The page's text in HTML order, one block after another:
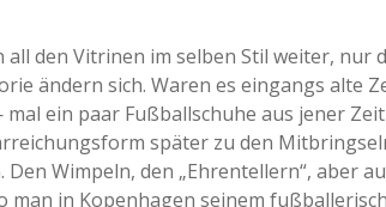
all den Vitrinen im selben Stil weiter,
ändern sich. Waren es eingangs alte
ein paar Fußballschuhe aus jener
später zu den
Den Wimpeln, den „Ehrentellern“, aber
man in Kopenhagen seinem